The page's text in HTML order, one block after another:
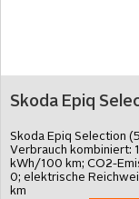
Skoda Epiq
Skoda Epiq Selection
Verbrauch kombiniert:
kWh/100 km; CO2-
0; elektrische
km